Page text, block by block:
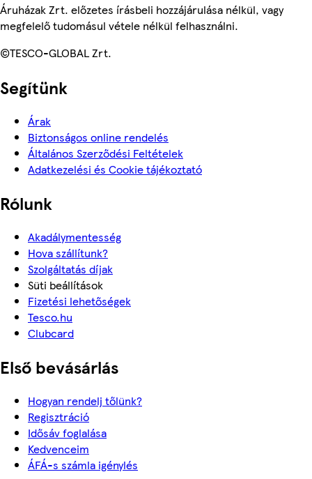
Áruházak Zrt. előzetes írásbeli hozzájárulása nélkül, vagy
megfelelő tudomásul vétele nélkül felhasználni.
©TESCO-GLOBAL Zrt.
Segítünk
Árak
Biztonságos online rendelés
Általános Szerződési Feltételek
Adatkezelési és Cookie tájékoztató
Rólunk
Akadálymentesség
Hova szállítunk?
Szolgáltatás díjak
Süti beállítások
Fizetési lehetőségek
Tesco.hu
Clubcard
Első bevásárlás
Hogyan rendelj tőlünk?
Regisztráció
Idősáv foglalása
Kedvenceim
ÁFÁ-s számla igénylés